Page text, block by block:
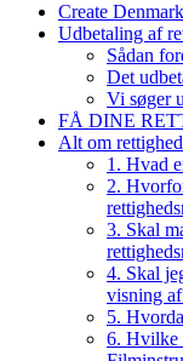
Create Denmark
Udbetaling af
Sådan
Det
Vi søger
FÅ DINE
Alt om
1. Hvad
2.
3. Skal
4. Skal
visning
5.
6. Hvilke